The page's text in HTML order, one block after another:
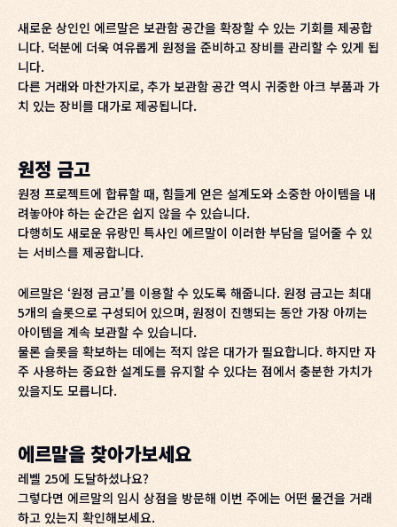
새로운 상인인 에르말은 보관함 공간을 확장할 수 있는 기회를 제공합
니다. 덕분에 더욱 여유롭게 원정을 준비하고 장비를 관리할 수 있게 됩
니다.
다른 거래와 마찬가지로, 추가 보관함 공간 역시 귀중한 아크 부품과 가
치 있는 장비를 대가로 제공됩니다.
원정 금고
원정 프로젝트에 합류할 때, 힘들게 얻은 설계도와 소중한 아이템을 내
려놓아야 하는 순간은 쉽지 않을 수 있습니다.
다행히도 새로운 유랑민 특사인 에르말이 이러한 부담을 덜어줄 수 있
는 서비스를 제공합니다.
에르말은 ‘원정 금고’를 이용할 수 있도록 해줍니다. 원정 금고는 최대
5개의 슬롯으로 구성되어 있으며, 원정이 진행되는 동안 가장 아끼는
아이템을 계속 보관할 수 있습니다.
물론 슬롯을 확보하는 데에는 적지 않은 대가가 필요합니다. 하지만 자
주 사용하는 중요한 설계도를 유지할 수 있다는 점에서 충분한 가치가
있을지도 모릅니다.
에르말을 찾아가보세요
레벨 25에 도달하셨나요?
그렇다면 에르말의 임시 상점을 방문해 이번 주에는 어떤 물건을 거래
하고 있는지 확인해보세요.